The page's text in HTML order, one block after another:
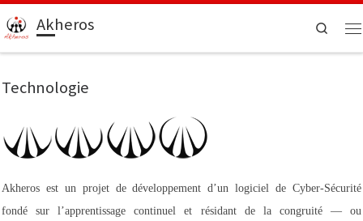
Akheros Search
Technologie
Akheros est un projet de développement d’un logiciel de Cyber-Sécurité
fondé sur l’apprentissage continuel et résidant de la congruité — ou